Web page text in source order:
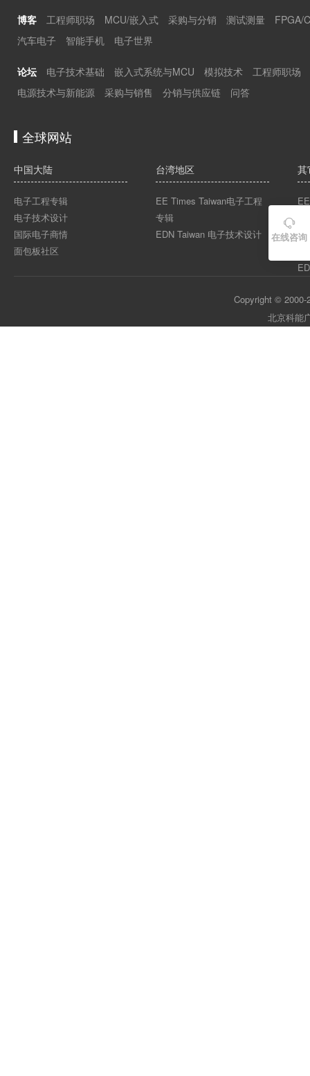
博客 工程师职场 MCU/嵌入式 采购与分销 测试测量
FPGA/
汽车电子
智能手机 电子世界
论坛 电子技术基础 嵌入式系统与MCU 模拟技术
工程师职场
电源技术与新能源
采购与销售 分销与供应链 问答
全球网站
中国大陆
电子工程专辑
电子技术设计
国际电子商情
面包板社区
台湾地区
EE Times Taiwan电子工程
专辑
EDN Taiwan 电子技术设计
其
Copyright © 2000-
北京科能

在线咨询